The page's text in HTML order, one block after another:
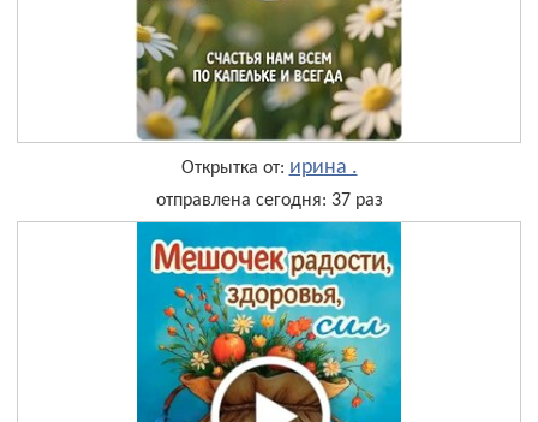
Открытка от: ирина .
отправлена сегодня: 37 раз